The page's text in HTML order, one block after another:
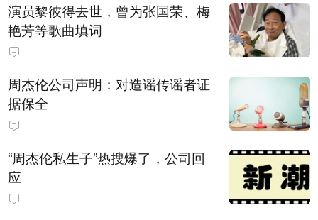
演员黎彼得去世，曾为张国荣、梅
艳芳等歌曲填词
周杰伦公司声明：对造谣传谣者证
据保全
“周杰伦私生子”热搜爆了，公司回
应